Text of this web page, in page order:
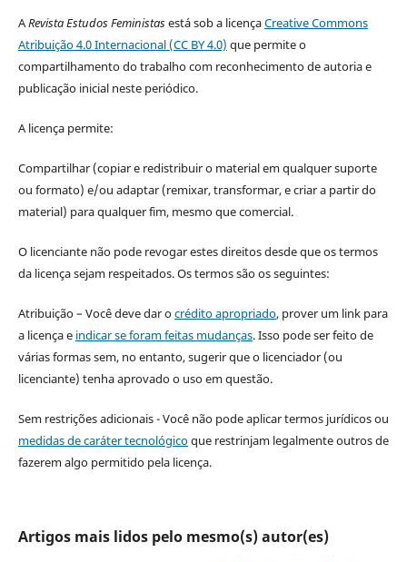
ARevista Estudos Feministasestá sob a licençaCreative Commons
Atribuição 4.0 Internacional (CC BY 4.0) que permite o
compartilhamento do trabalho com reconhecimento de autoria e
publicação inicial neste periódico.
A licença permite:
Compartilhar (copiar e redistribuir o material em qualquer suporte
ou formato) e/ou adaptar (remixar, transformar, e criar a partir do
material) para qualquer fim, mesmo que comercial.
O licenciante não pode revogar estes direitos desde que os termos
da licença sejam respeitados. Os termos são os seguintes:
Atribuição – Você deve dar ocrédito apropriado, prover um link para
a licença e indicar se foram feitas mudanças. Isso pode ser feito de
várias formas sem, no entanto, sugerir que o licenciador (ou
licenciante) tenha aprovado o uso em questão.
Sem restrições adicionais - Você não pode aplicar termos jurídicos ou
medidas de caráter tecnológicoque restrinjam legalmente outros de
fazerem algo permitido pela licença.
Artigos mais lidos pelo mesmo(s) autor(es)